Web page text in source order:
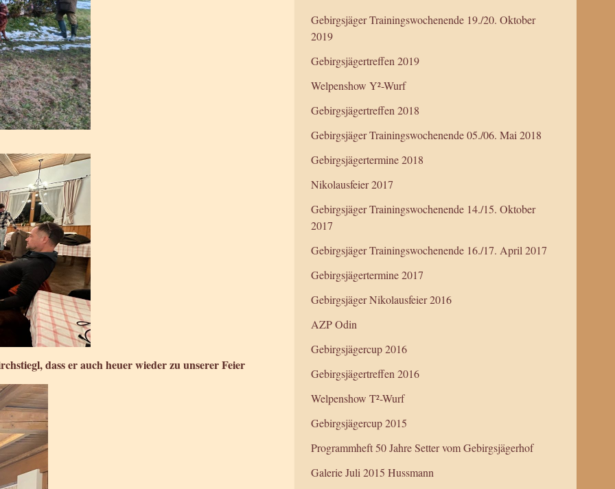
dass er auch heuer wieder zu unserer Feier
Gebirgsjäger Trainingswochenende 19./20. Oktober
2019
Gebirgsjägertreffen 2019
Welpenshow Y²-Wurf
Gebirgsjägertreffen 2018
Gebirgsjäger Trainingswochenende 05./06. Mai 2018
Gebirgsjägertermine 2018
Nikolausfeier 2017
Gebirgsjäger Trainingswochenende 14./15. Oktober
2017
Gebirgsjäger Trainingswochenende 16./17. April 2017
Gebirgsjägertermine 2017
Gebirgsjäger Nikolausfeier 2016
AZP Odin
Gebirgsjägercup 2016
Gebirgsjägertreffen 2016
Welpenshow T²-Wurf
Gebirgsjägercup 2015
Programmheft 50 Jahre Setter vom Gebirgsjägerhof
Galerie Juli 2015 Hussmann